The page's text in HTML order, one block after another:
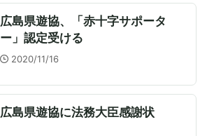
広島県遊協、「赤十字サポータ
ー」認定受ける
2020/11/16
広島県遊協に法務大臣感謝状